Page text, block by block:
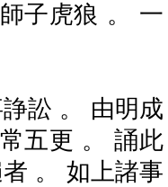
子虎狼 。 一
訟 。 由明成
五更 。 誦此
。 如上諸事